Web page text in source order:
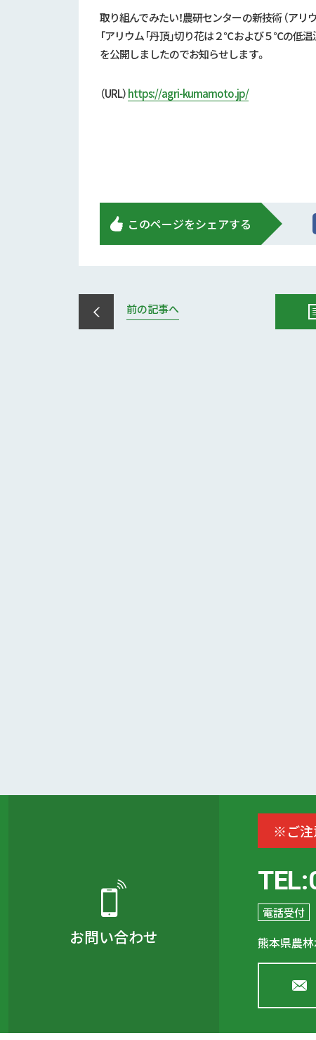
取り組んでみたい！農研センターの新技術 （アリ
「アリウム「丹頂」切り花は２℃および５℃の低
を公開しましたのでお知らせします。
（URL）https://agri-kumamoto.jp/
このページをシェアする
前の記事へ
お問い合わせ
※ご注
電話受付
熊本県農